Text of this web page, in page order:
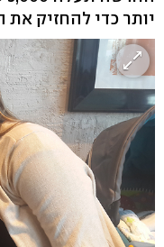
יותר כדי להחזיק את